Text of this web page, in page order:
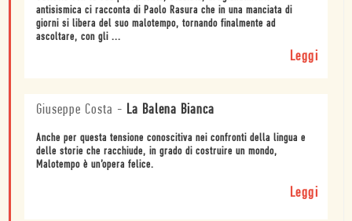
antisismica ci racconta di Paolo Rasura che in una manciata di
giorni si libera del suo malotempo, tornando finalmente ad
ascoltare, con gli ...
Leggi
Giuseppe Costa - La Balena Bianca
Anche per questa tensione conoscitiva nei confronti della lingua e
delle storie che racchiude, in grado di costruire un mondo,
Malotempo è un’opera felice.
Leggi